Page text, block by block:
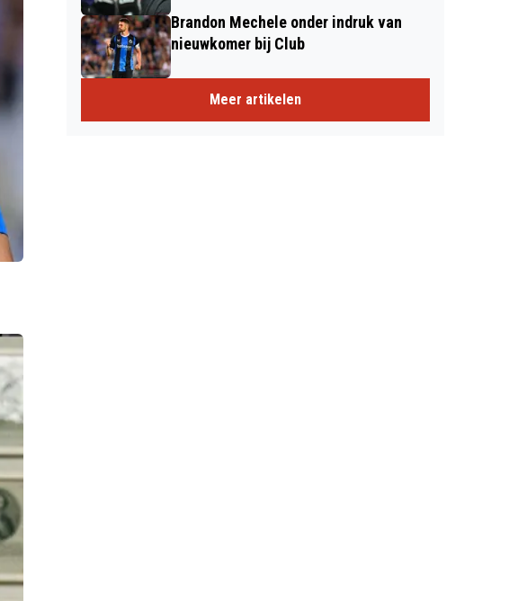
Brandon Mechele onder indruk van
nieuwkomer bij Club
Meer artikelen